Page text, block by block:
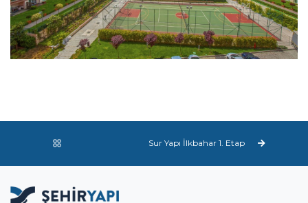
Sur Yapı İlkbahar 1. Etap